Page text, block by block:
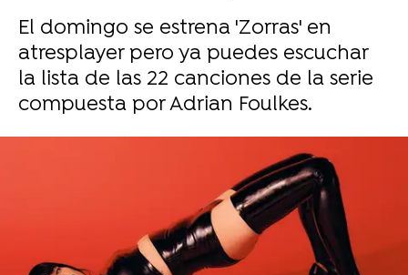
El domingo se estrena 'Zorras' en
atresplayer pero ya puedes escuchar
la lista de las 22 canciones de la serie
compuesta por Adrian Foulkes.